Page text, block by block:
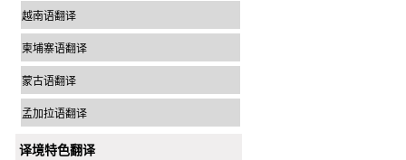
越南语翻译
柬埔寨语翻译
蒙古语翻译
孟加拉语翻译
译境特色翻译